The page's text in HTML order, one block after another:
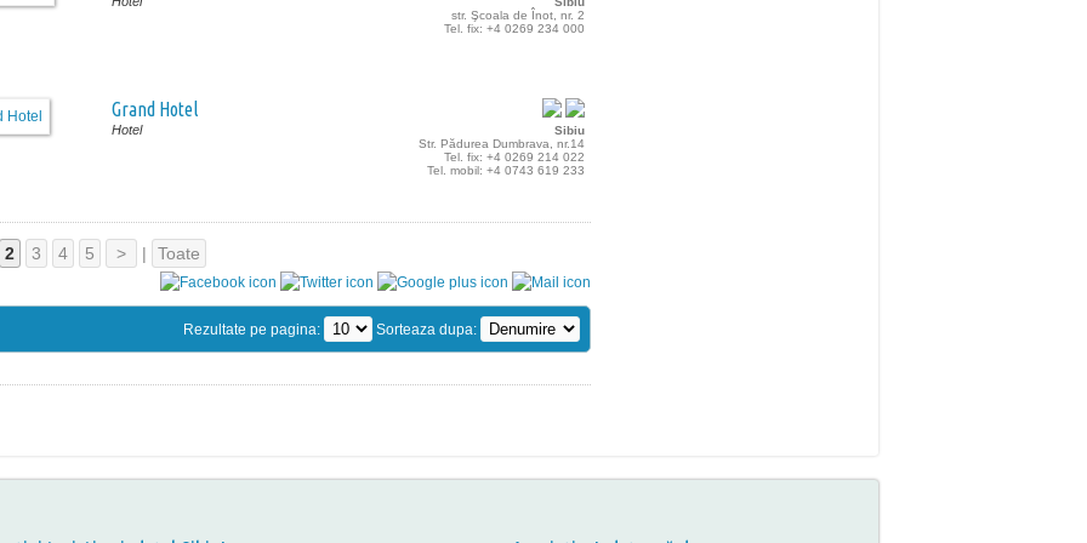
str. Şcoala de Înot, nr. 2
Tel. fix: +4 0269 234 000
Grand Hotel
Sibiu
Str. Pădurea Dumbrava, nr.14
Tel. fix: +4 0269 214 022
Tel. mobil: +4 0743 619 233
Hotel
2 3 4 5 > | Toate
Rezultate pe pagina: Sorteaza dupa: